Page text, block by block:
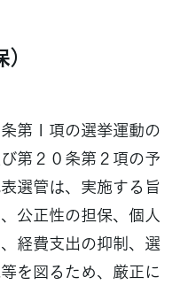
第１項の選挙運動の
第２０条第２項の予
選管は、実施する旨
公正性の担保、個人
経費支出の抑制、選
を図るため、厳正に